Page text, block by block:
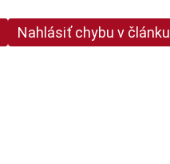
Nahlásiť chybu v článku